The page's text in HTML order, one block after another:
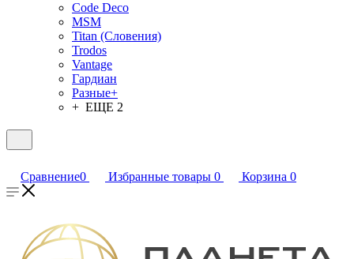
Code Deco
MSM
Titan (Словения)
Trodos
Vantage
Гардиан
Разные+
+ ЕЩЕ 2
Сравнение0 Избранные товары 0 Корзина 0